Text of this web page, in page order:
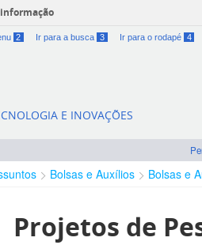
informação
2 Ir para a busca 3 Ir para o rodapé 4
E INOVAÇÕES
Bolsas e Auxílios Bolsas e
Projetos de